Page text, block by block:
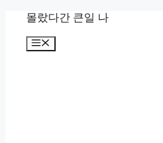
몰랐다간 큰일 나
메